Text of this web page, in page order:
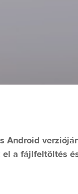
Android
a fájlfeltöltés